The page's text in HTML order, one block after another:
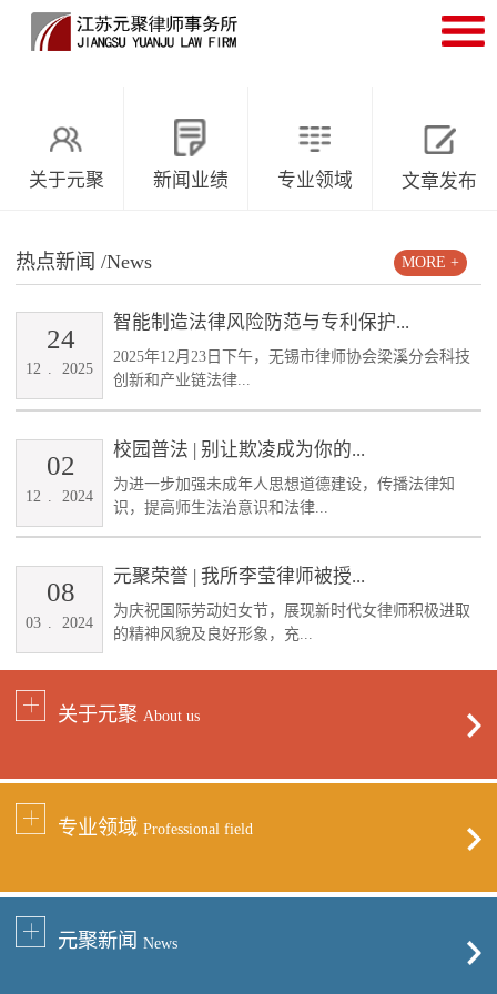
关于元聚 新闻业绩 专业领域 文章发布
热点新闻 /News
智能制造法律风险防范与专利保护...
2025年12月23日下午，无锡市律师协会梁溪分会科技
创新和产业链法律...
12 . 2025
24
校园普法 | 别让欺凌成为你的...
为进一步加强未成年人思想道德建设，传播法律知
识，提高师生法治意识和法律...
12 2024
02
元聚荣誉 | 我所李莹律师被授...
为庆祝国际劳动妇女节，展现新时代女律师积极进取
的精神风貌及良好形象，充...
03 2024
08
MORE +
关于元聚 About us
专业领域 Professional field
元聚新闻 News